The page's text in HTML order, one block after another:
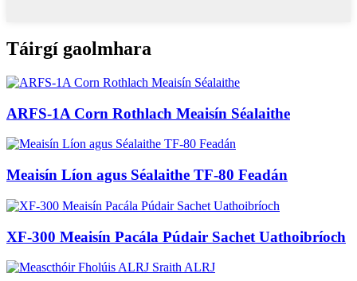
Táirgí gaolmhara
ARFS-1A Corn Rothlach Meaisín Séalaithe
Meaisín Líon agus Séalaithe TF-80 Feadán
XF-300 Meaisín Pacála Púdair Sachet Uathoibríoch